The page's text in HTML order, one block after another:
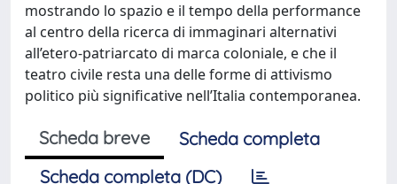
mostrando lo spazio e il tempo della performance
al centro della ricerca di immaginari alternativi
all’etero-patriarcato di marca coloniale, e che il
teatro civile resta una delle forme di attivismo
politico più significative nell’Italia contemporanea.
Scheda breve
Scheda completa
Scheda completa (DC)